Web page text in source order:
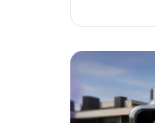
جوایز